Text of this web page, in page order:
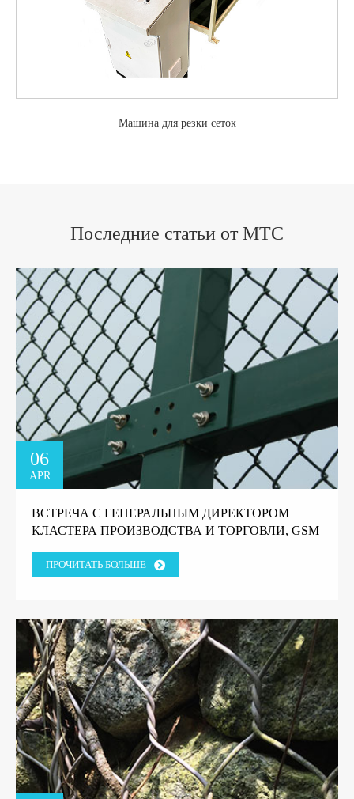
Машина для резки сеток
Последние статьи от MTC
06
APR
ВСТРЕЧА С ГЕНЕРАЛЬНЫМ ДИРЕКТОРОМ
КЛАСТЕРА ПРОИЗВОДСТВА И ТОРГОВЛИ, GSM
ПРОЧИТАТЬ БОЛЬШЕ